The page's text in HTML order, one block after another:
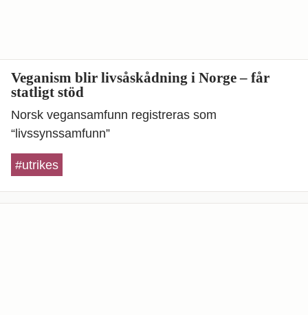
Veganism blir livsåskådning i Norge – får
statligt stöd
Norsk vegansamfunn registreras som
“livssynssamfunn”
#utrikes